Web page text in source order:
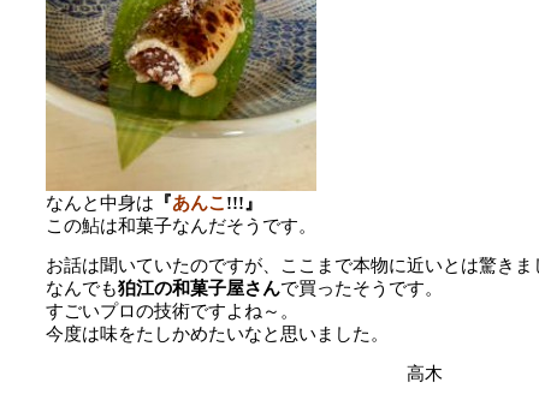
なんと中身は 『あんこ !!!』
この鮎は和菓子なんだそうです。
お話は聞いていたのですが、ここまで本物に近いとは驚きま
なんでも狛江の和菓子屋さんで買ったそうです。
すごいプロの技術ですよね～。
今度は味をたしかめたいなと思いました。
高木